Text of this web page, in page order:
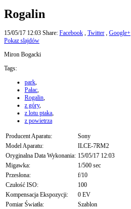
Rogalin
15/05/17 12:03 Share: Facebook , Twitter , Google+
Pokaz slajdów
Miron Bogacki
Tags:
park,
Pałac,
Rogalin,
z góry,
z lotu ptaka,
z powietrza
Producent Aparatu:
Sony
Model Aparatu:
ILCE-7RM2
Oryginalna Data Wykonania: 15/05/17 12:03
Migawka:
1/500 sec
Przesłona:
f/10
Czułość ISO:
100
Kompensacja Ekspozycji:
0 EV
Pomiar Światła:
Szablon